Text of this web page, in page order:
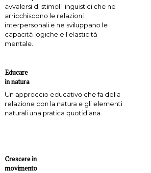
avvalersi di stimoli linguistici che ne
arricchiscono le relazioni
interpersonali e ne sviluppano le
capacità logiche e l’elasticità
mentale.
Educare
in natura
Un approccio educativo che fa della
relazione con la natura e gli elementi
naturali una pratica quotidiana.
Crescere in
movimento